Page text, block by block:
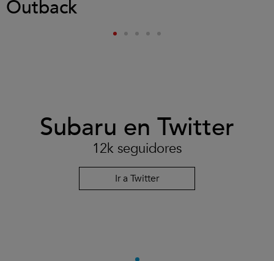
Outback
Subaru en Twitter
12k seguidores
Ir a Twitter